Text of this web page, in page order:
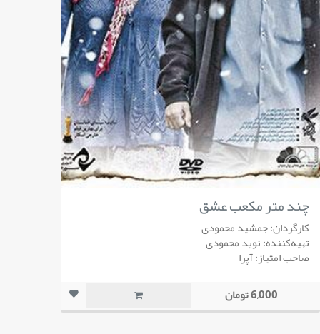
چند متر مکعب عشق
کارگردان: جمشید محمودی
تهیه‌کننده: نوید محمودی
صاحب امتیاز: آپرا
6,000 تومان